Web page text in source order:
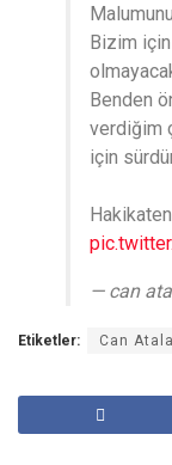
Bizim
Benden
verdiğim
için
— can
Etiketler: Can